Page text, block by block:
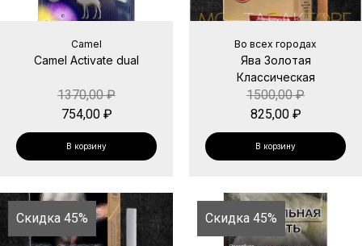
Camel
Camel Activate dual
1370,00₽
754,00 ₽
В корзину
Во всех городах
Ява Золотая
Классическая
1500,00₽
825,00 ₽
В корзину
Скидка 45% Скидка 45%